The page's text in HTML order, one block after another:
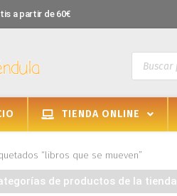
a partir de 60€
TIENDA ONLINE
“libros que se mueven”
de productos de la tienda